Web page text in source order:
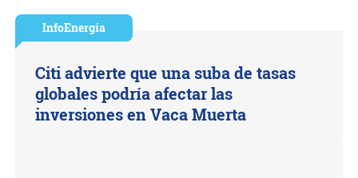
InfoEnergía
Citi advierte que una suba de tasas
globales podría afectar las
inversiones en Vaca Muerta